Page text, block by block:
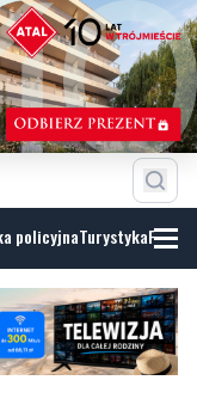
policyjnaTurystyka